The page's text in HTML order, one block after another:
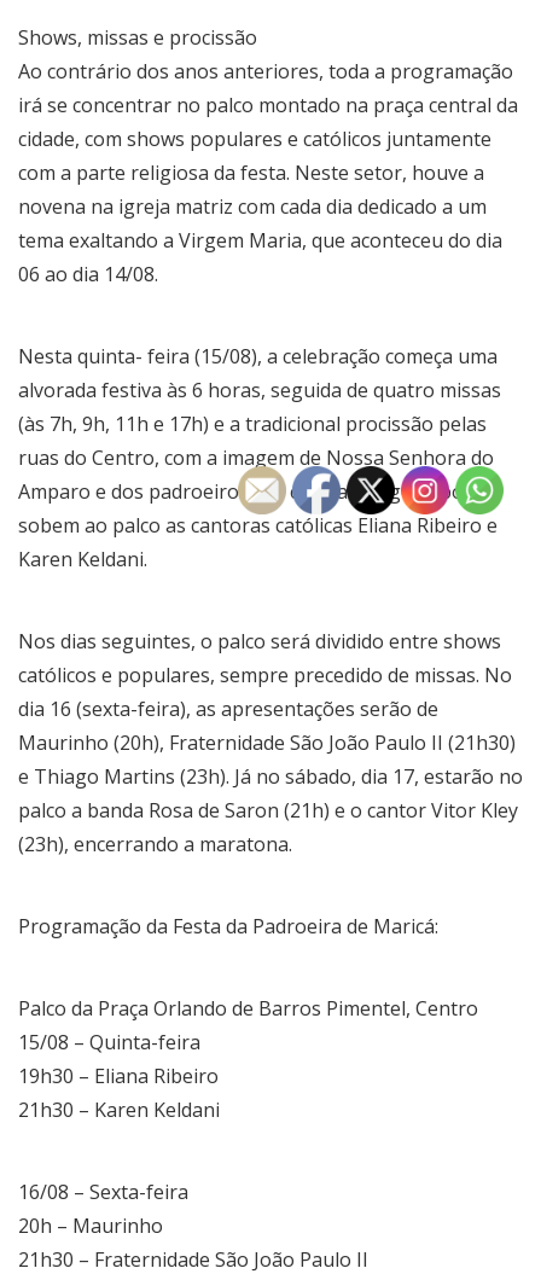
Shows, missas e procissão
Ao contrário dos anos anteriores, toda a programação
irá se concentrar no palco montado na praça central da
cidade, com shows populares e católicos juntamente
com a parte religiosa da festa. Neste setor, houve a
novena na igreja matriz com cada dia dedicado a um
tema exaltando a Virgem Maria, que aconteceu do dia
06 ao dia 14/08.
Nesta quinta- feira (15/08), a celebração começa uma
alvorada festiva às 6 horas, seguida de quatro missas
(às 7h, 9h, 11h e 17h) e a tradicional procissão pelas
ruas do Centro, com a imagem de Nossa Senhora do
Amparo e dos padroeiros das capelas. Logo depois,
sobem ao palco as cantoras católicas Eliana Ribeiro e
Karen Keldani.
Nos dias seguintes, o palco será dividido entre shows
católicos e populares, sempre precedido de missas. No
dia 16 (sexta-feira), as apresentações serão de
Maurinho (20h), Fraternidade São João Paulo II (21h30)
e Thiago Martins (23h). Já no sábado, dia 17, estarão no
palco a banda Rosa de Saron (21h) e o cantor Vitor Kley
(23h), encerrando a maratona.
Programação da Festa da Padroeira de Maricá:
Palco da Praça Orlando de Barros Pimentel, Centro
15/08 – Quinta-feira
19h30 – Eliana Ribeiro
21h30 – Karen Keldani
16/08 – Sexta-feira
20h – Maurinho
21h30 – Fraternidade São João Paulo II